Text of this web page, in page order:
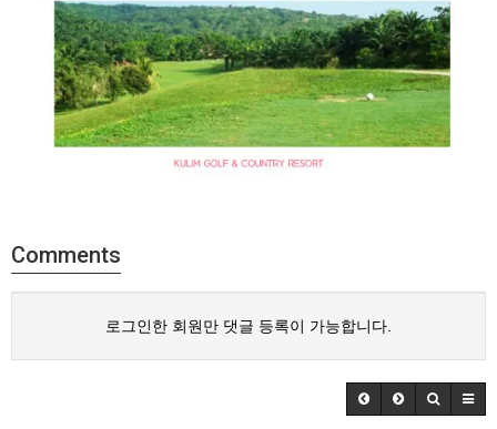
Comments
로그인한 회원만 댓글 등록이 가능합니다.